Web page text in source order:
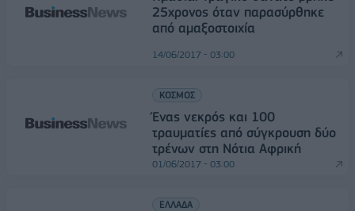
25χρονος όταν παρασύρθηκε
από αμαξοστοιχία
14/06/2017 - 03:00
ΚΟΣΜΟΣ
Ένας νεκρός και 100
τραυματίες από σύγκρουση δύο
τρένων στη Νότια Αφρική
01/06/2017 - 03:00
ΕΛΛΑΔΑ